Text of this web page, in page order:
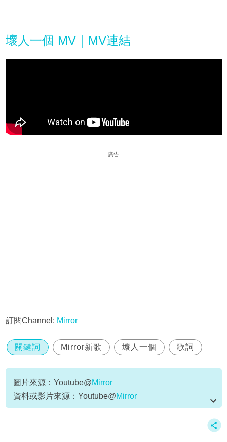
壞人一個 MV｜MV連結
廣告
訂閱Channel: Mirror
關鍵詞 Mirror新歌 壞人一個 歌詞
圖片來源：Youtube@Mirror
資料或影片來源：Youtube@Mirror